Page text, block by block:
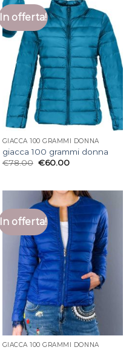
In offerta!
GIACCA 100 GRAMMI DONNA
giacca 100 grammi donna
€78.00 €60.00
In offerta!
GIACCA 100 GRAMMI DONNA